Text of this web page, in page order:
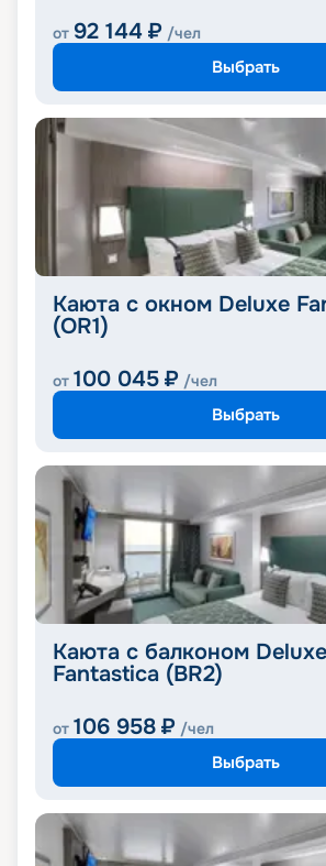
от 92 144 ₽ /чел
Выбрать
Каюта с окном Deluxe
(OR1)
от 100 045 ₽ /чел
Выбрать
Каюта с балконом Deluxe
Fantastica (BR2)
от 106 958 ₽ /чел
Выбрать